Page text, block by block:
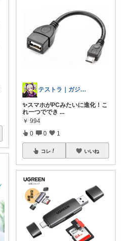
テストラ｜ガジェット・家電
✨スマホがPCみたいに進化！こ
れ一つででき ...
￥ 994
0 0 1
コレ いいね